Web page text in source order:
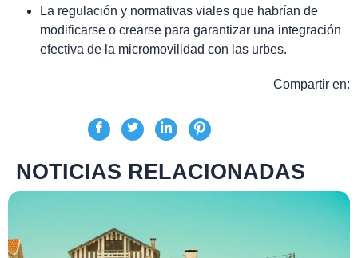
La regulación y normativas viales que habrían de
modificarse o crearse para garantizar una integración
efectiva de la micromovilidad con las urbes.
Compartir en:
NOTICIAS RELACIONADAS